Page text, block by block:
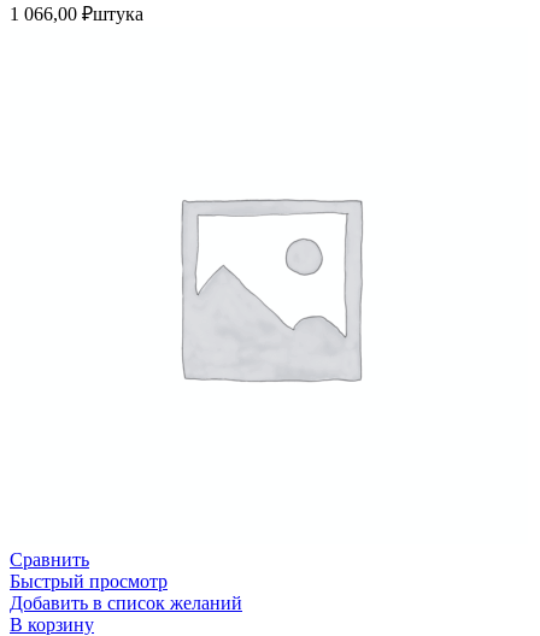
1 066,00 ₽штука
Сравнить
Быстрый просмотр
Добавить в список желаний
В корзину